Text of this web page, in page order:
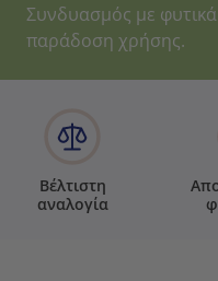
Συνδυασμός με
παράδοση χρήσης.
Βέλτιστη
αναλογία